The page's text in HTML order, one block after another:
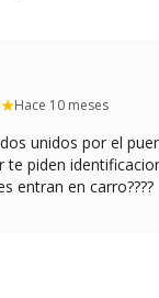
Hace 10 meses
unidos por el
te piden
entran en carro????